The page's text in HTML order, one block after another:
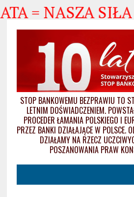
= NASZA SIŁA
STOP BANKOWEMU BEZPRAWIU TO
LETNIM DOŚWIADCZENIEM.
PROCEDER ŁAMANIA POLSKIEGO I
PRZEZ BANKI DZIAŁAJĄCE W POLSCE.
DZIAŁAMY NA RZECZ
POSZANOWANIA PRAW